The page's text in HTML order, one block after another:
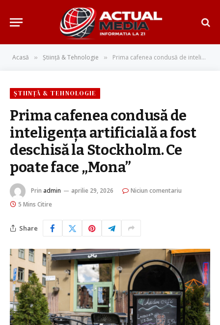
Acasă » Știință & Tehnologie » Prima cafenea condusă de inteligenţa artificială a fost deschisă la Stockholm. Ce poate face „Mona”
ȘTIINȚĂ & TEHNOLOGIE
Prima cafenea condusă de
inteligenţa artificială a fost
deschisă la Stockholm. Ce
poate face „Mona”
Prin admin aprilie 29, 2026
Niciun comentariu
5 Mins Citire
Share